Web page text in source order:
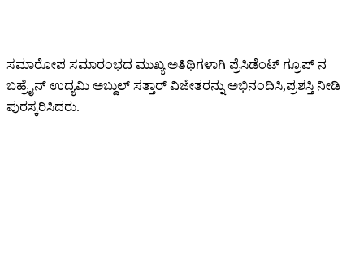
ಸಮಾರೋಪ ಸಮಾರಂಭದ ಮುಖ್ಯ ಅತಿಥಿಗಳಾಗಿ ಪ್ರೆಸಿಡೆಂಟ್ ಗ್ರೂಪ್ ನ
ಬಹ್ರೈನ್ ಉದ್ಯಮಿ ಅಬ್ದುಲ್ ಸತ್ತಾರ್ ವಿಜೇತರನ್ನು ಅಭಿನಂದಿಸಿ,ಪ್ರಶಸ್ತಿ ನೀಡಿ
ಪುರಸ್ಕರಿಸಿದರು.